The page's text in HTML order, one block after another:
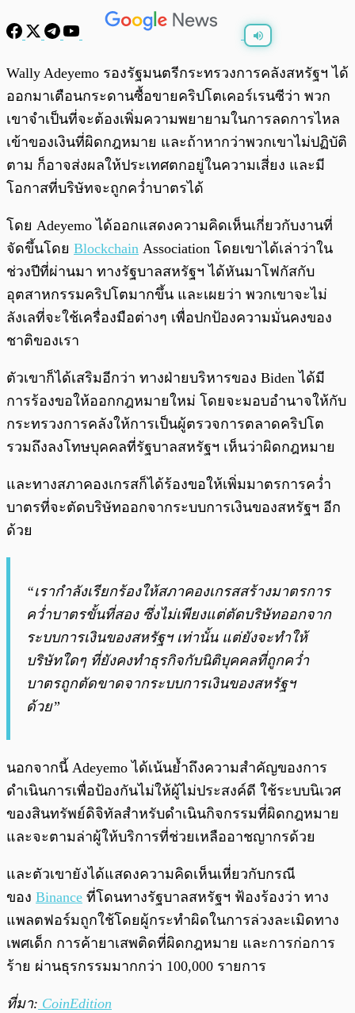
0:00 0:00
Wally Adeyemo รองรัฐมนตรีกระทรวงการคลังสหรัฐฯ ได้
ออกมาเตือนกระดานซื้อขายคริปโตเคอร์เรนซีว่า พวก
เขาจำเป็นที่จะต้องเพิ่มความพยายามในการลดการไหล
เข้าของเงินที่ผิดกฎหมาย และถ้าหากว่าพวกเขาไม่ปฏิบัติ
ตาม ก็อาจส่งผลให้ประเทศตกอยู่ในความเสี่ยง และมี
โอกาสที่บริษัทจะถูกคว่ำบาตรได้
โดย Adeyemo ได้ออกแสดงความคิดเห็นเกี่ยวกับงานที่
จัดขึ้นโดย Blockchain Association โดยเขาได้เล่าว่าใน
ช่วงปีที่ผ่านมา ทางรัฐบาลสหรัฐฯ ได้หันมาโฟกัสกับ
อุตสาหกรรมคริปโตมากขึ้น และเผยว่า พวกเขาจะไม่
ลังเลที่จะใช้เครื่องมือต่างๆ เพื่อปกป้องความมั่นคงของ
ชาติของเรา
ตัวเขาก็ได้เสริมอีกว่า ทางฝ่ายบริหารของ Biden ได้มี
การร้องขอให้ออกกฎหมายใหม่ โดยจะมอบอำนาจให้กับ
กระทรวงการคลังให้การเป็นผู้ตรวจการตลาดคริปโต
รวมถึงลงโทษบุคคลที่รัฐบาลสหรัฐฯ เห็นว่าผิดกฎหมาย
และทางสภาคองเกรสก็ได้ร้องขอให้เพิ่มมาตรการคว่ำ
บาตรที่จะตัดบริษัทออกจากระบบการเงินของสหรัฐฯ อีก
ด้วย
“เรากำลังเรียกร้องให้สภาคองเกรสสร้างมาตรการ
คว่ำบาตรขั้นที่สอง ซึ่งไม่เพียงแต่ตัดบริษัทออกจาก
ระบบการเงินของสหรัฐฯ เท่านั้น แต่ยังจะทำให้
บริษัทใดๆ ที่ยังคงทำธุรกิจกับนิติบุคคลที่ถูกคว่ำ
บาตรถูกตัดขาดจากระบบการเงินของสหรัฐฯ
ด้วย”
นอกจากนี้ Adeyemo ได้เน้นย้ำถึงความสำคัญของการ
ดำเนินการเพื่อป้องกันไม่ให้ผู้ไม่ประสงค์ดี ใช้ระบบนิเวศ
ของสินทรัพย์ดิจิทัลสำหรับดำเนินกิจกรรมที่ผิดกฎหมาย
และจะตามล่าผู้ให้บริการที่ช่วยเหลืออาชญากรด้วย
และตัวเขายังได้แสดงความคิดเห็นเหี่ยวกับกรณี
ของ Binance ที่โดนทางรัฐบาลสหรัฐฯ ฟ้องร้องว่า ทาง
แพลตฟอร์มถูกใช้โดยผู้กระทำผิดในการล่วงละเมิดทาง
เพศเด็ก การค้ายาเสพติดที่ผิดกฎหมาย และการก่อการ
ร้าย ผ่านธุรกรรมมากกว่า 100,000 รายการ
ที่มา: CoinEdition